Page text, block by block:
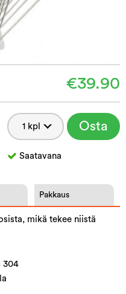
€39.90
Osta
Saatavana
Pakkaus
mikä tekee niistä
304